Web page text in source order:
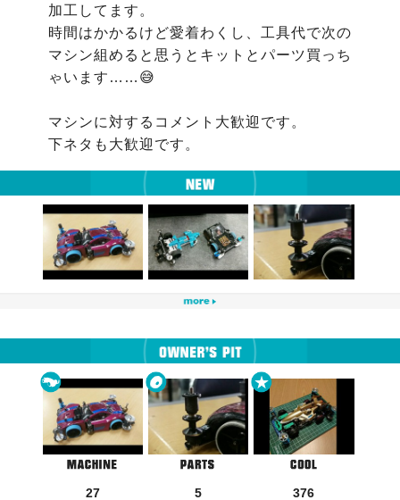
加工してます。
時間はかかるけど愛着わくし、工具代で次の
マシン組めると思うとキットとパーツ買っち
ゃいます……😅
マシンに対するコメント大歓迎です。
27 5 376